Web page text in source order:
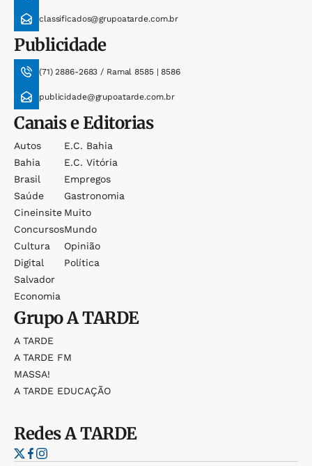
classificados@grupoatarde.com.br
Publicidade
(71) 2886-2683 / Ramal 8585 | 8586
publicidade@grupoatarde.com.br
Canais e Editorias
Autos
Bahia
Brasil
Saúde
Cineinsite
Concursos
Cultura
Digital
Salvador
Economia
E.c. Bahia
E.c. Vitória
Empregos
Gastronomia
Muito
Mundo
Opinião
Política
GrupoA TARDE
A TARDE
A TARDE FM
MASSA!
A TARDE EDUCAÇÃO
RedesA TARDE